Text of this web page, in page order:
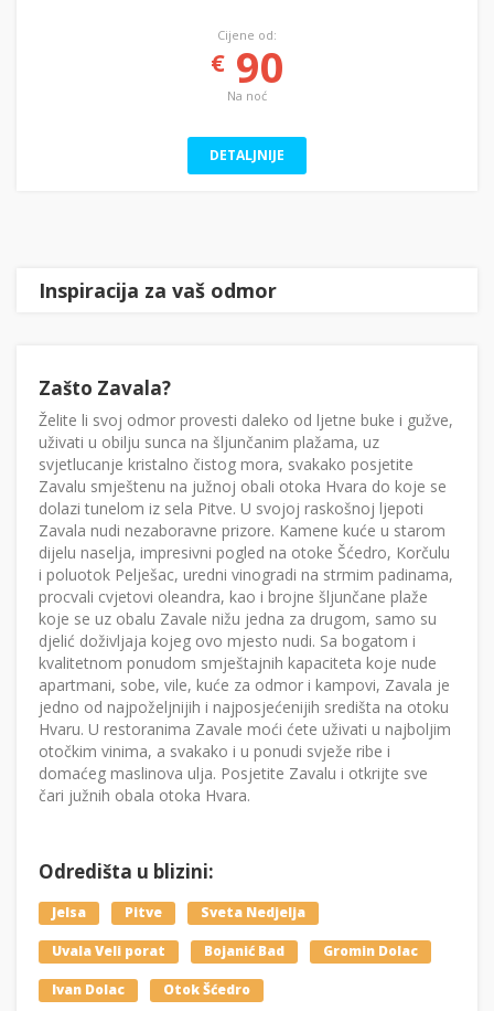
Cijene od:
€90
Na noć
DETALJNIJE
Inspiracija za vaš odmor
Zašto Zavala?
Želite li svoj odmor provesti daleko od ljetne buke i gužve,
uživati u obilju sunca na šljunčanim plažama, uz
svjetlucanje kristalno čistog mora, svakako posjetite
Zavalu smještenu na južnoj obali otoka Hvara do koje se
dolazi tunelom iz sela Pitve. U svojoj raskošnoj ljepoti
Zavala nudi nezaboravne prizore. Kamene kuće u starom
dijelu naselja, impresivni pogled na otoke Šćedro, Korčulu
i poluotok Pelješac, uredni vinogradi na strmim padinama,
procvali cvjetovi oleandra, kao i brojne šljunčane plaže
koje se uz obalu Zavale nižu jedna za drugom, samo su
djelić doživljaja kojeg ovo mjesto nudi. Sa bogatom i
kvalitetnom ponudom smještajnih kapaciteta koje nude
apartmani, sobe, vile, kuće za odmor i kampovi, Zavala je
jedno od najpoželjnijih i najposjećenijih središta na otoku
Hvaru. U restoranima Zavale moći ćete uživati u najboljim
otočkim vinima, a svakako i u ponudi svježe ribe i
domaćeg maslinova ulja. Posjetite Zavalu i otkrijte sve
čari južnih obala otoka Hvara.
Odredišta u blizini:
Jelsa Pitve Sveta Nedjelja
Uvala Veli porat Bojanić Bad Gromin Dolac
Ivan Dolac Otok Šćedro